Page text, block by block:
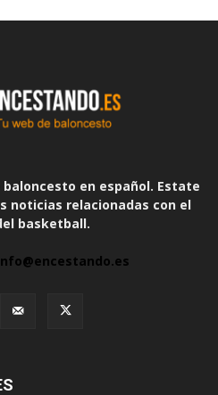
en español. Estate
noticias relacionadas con el
basketball.